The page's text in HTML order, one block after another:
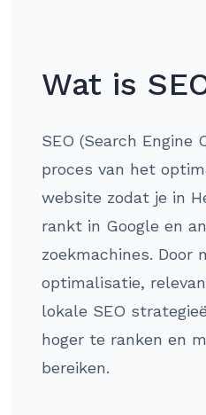
Wat is
SEO (Search Engine
proces van het
website zodat je in
rankt in Google en
zoekmachines. Door
optimalisatie,
lokale SEO
hoger te ranken en
bereiken.